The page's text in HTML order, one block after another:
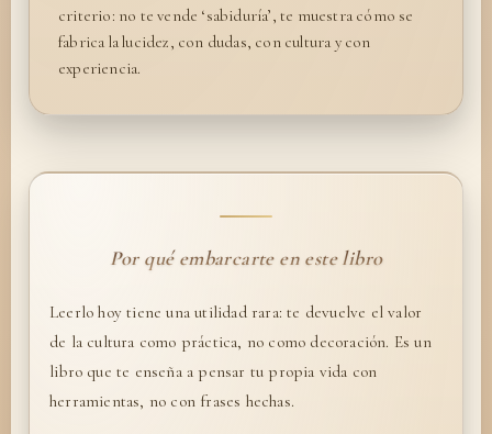
criterio: no te vende ‘sabiduría’, te muestra cómo se
fabrica la lucidez, con dudas, con cultura y con
experiencia.
Por qué embarcarte en este libro
Leerlo hoy tiene una utilidad rara: te devuelve el valor
de la cultura como práctica, no como decoración. Es un
libro que te enseña a pensar tu propia vida con
herramientas, no con frases hechas.